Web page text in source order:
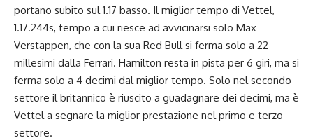
portano subito sul 1.17 basso. Il miglior tempo di Vettel,
1.17.244s, tempo a cui riesce ad avvicinarsi solo Max
Verstappen, che con la sua Red Bull si ferma solo a 22
millesimi dalla Ferrari. Hamilton resta in pista per 6 giri, ma si
ferma solo a 4 decimi dal miglior tempo. Solo nel secondo
settore il britannico è riuscito a guadagnare dei decimi, ma è
Vettel a segnare la miglior prestazione nel primo e terzo
settore.